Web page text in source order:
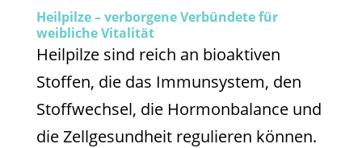
Heilpilze – verborgene Verbündete für
weibliche Vitalität
Heilpilze sind reich an bioaktiven
Stoffen, die das Immunsystem, den
Stoffwechsel, die Hormonbalance und
die Zellgesundheit regulieren können.